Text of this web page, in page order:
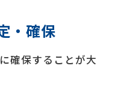
・確保
確保することが大